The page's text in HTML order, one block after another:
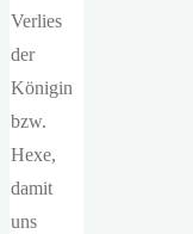
Verlies
der
Königin
bzw.
Hexe,
damit
uns